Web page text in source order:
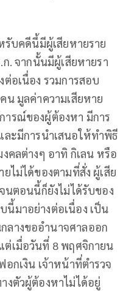
รับคดีนี้มีผู้เสียหายราย
. จากนั้นมีผู้เสียหายรา
อเนื่อง รวมการสอบ
น มูลค่าความเสียหาย
รณ์ของผู้ต้องหา มีการ
ะมีการนำเสนอให้ทำพิธี
คลต่างๆ อาทิ กิเลน หรือ
ไม่ได้ของตามที่สั่ง ผู้เสีย
นตอนนี้ก็ยังไม่ได้รับของ
มาอย่างต่อเนื่อง เป็น
ลางขออำนาจศาลออก
เมื่อวันที่ 8 พฤศจิกายน
กเงิน เจ้าหน้าที่ตำรวจ
งตัวผู้ต้องหาไม่ได้อยู่